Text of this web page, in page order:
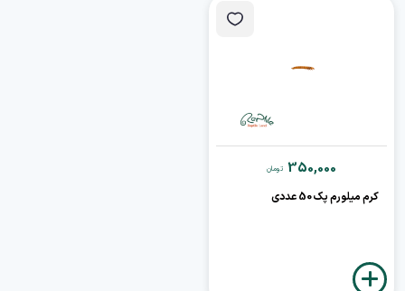
350,000 تومان
کرم میلورم پک 50 عددی